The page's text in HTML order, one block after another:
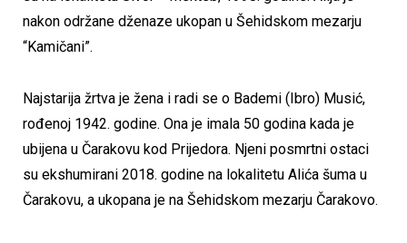
nakon održane dženaze ukopan u Šehidskom mezarju
“Kamičani”.
Najstarija žrtva je žena i radi se o Bademi (Ibro) Musić,
rođenoj 1942. godine. Ona je imala 50 godina kada je
ubijena u Čarakovu kod Prijedora. Njeni posmrtni ostaci
su ekshumirani 2018. godine na lokalitetu Alića šuma u
Čarakovu, a ukopana je na Šehidskom mezarju Čarakovo.